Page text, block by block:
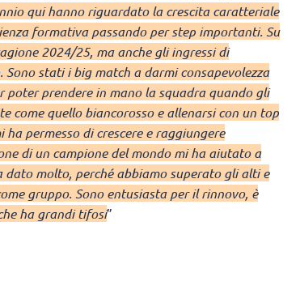
qui hanno riguardato la crescita caratteriale
formativa passando per step importanti. Su
2024/25, ma anche gli ingressi di
Sono stati i big match a darmi consapevolezza
poter prendere in mano la squadra quando gli
come quello biancorosso e allenarsi con un top
permesso di crescere e raggiungere
di un campione del mondo mi ha aiutato a
dato molto, perché abbiamo superato gli alti e
gruppo. Sono entusiasta per il rinnovo, è
ha grandi tifosi”